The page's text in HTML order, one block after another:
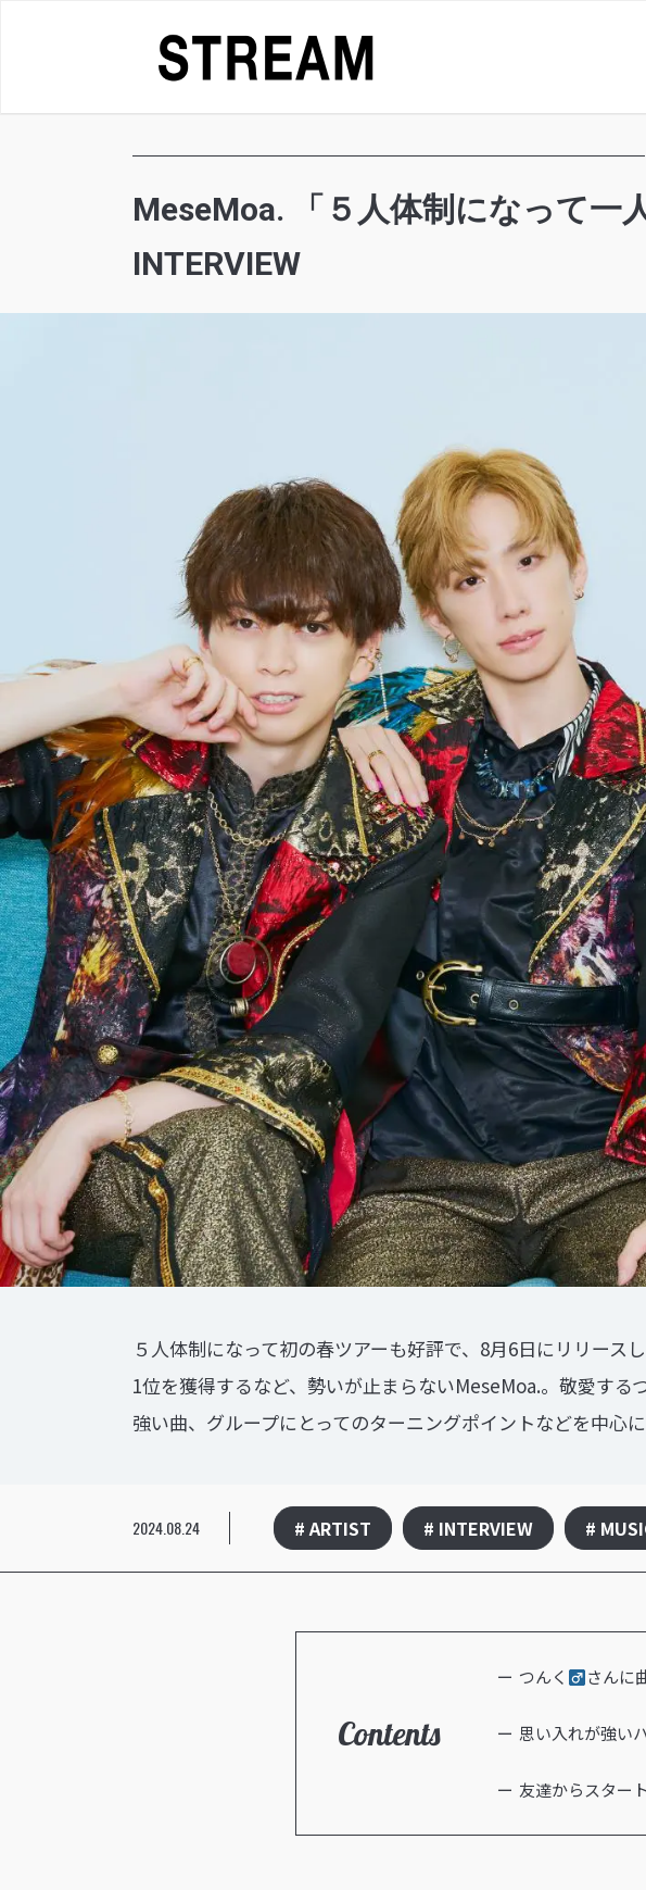
MeseMoa. 「５人体制になって一
INTERVIEW
５人体制になって初の春ツアーも好評で、8月6日にリリー
1位を獲得するなど、勢いが止まらないMeseMoa.。敬愛する
強い曲、グループにとってのターニングポイントなどを中
2024.08.24 # ARTIST # INTERVIEW #
Contents
つんく さんに
思い入れが強い
友達からスター